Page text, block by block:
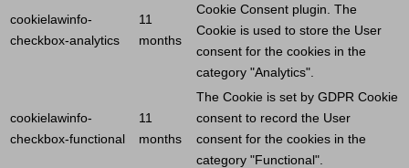
cookielawinfo-
checkbox-analytics
11
months
Cookie Consent plugin. The
Cookie is used to store the User
consent for the cookies in the
category "Analytics".
cookielawinfo-
checkbox-functional
11
months
The Cookie is set by GDPR Cookie
consent to record the User
consent for the cookies in the
category "Functional".